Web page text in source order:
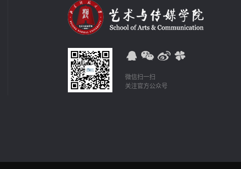
微信扫一扫
关注官方公众号